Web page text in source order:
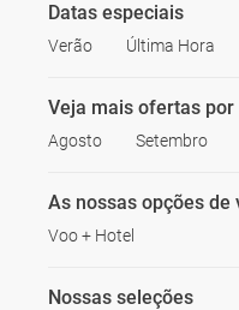
Datas especiais
Verão Última Hora
Veja mais ofertas por
Agosto Setembro
As nossas opções de
Voo + Hotel
Nossas seleções